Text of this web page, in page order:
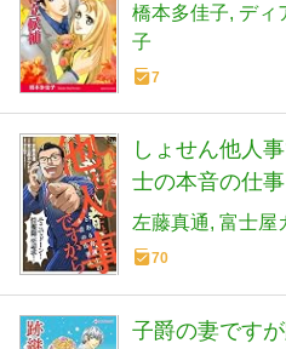
橋本多佳子 ディ
子
7
しょせん他人
士の本音の仕
左藤真通 富士屋
70
子爵の妻です